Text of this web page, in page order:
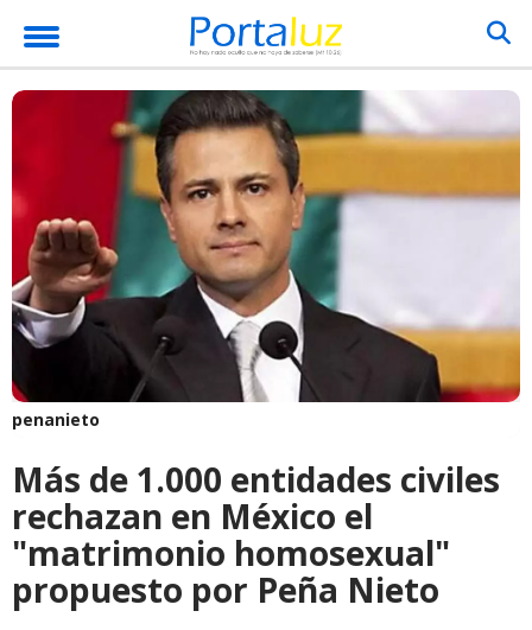
penanieto
Más de 1.000 entidades civiles
rechazan en México el
"matrimonio homosexual"
propuesto por Peña Nieto